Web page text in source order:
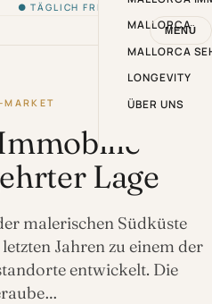
● TÄGLICH FRISCH VON DER INSEL
MENÜ
MALLORCA
MALLORCA
LONGEVITY
ÜBER UNS
Lage
malerischen Südküste
Jahren zu einem der
entwickelt. Die